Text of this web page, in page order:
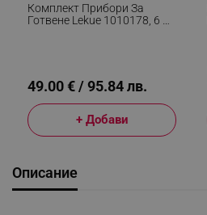
Комплект Прибори За
Готвене Lekue 1010178, 6 Бр
49.00 € / 95.84 лв.
+ Добави
Описание